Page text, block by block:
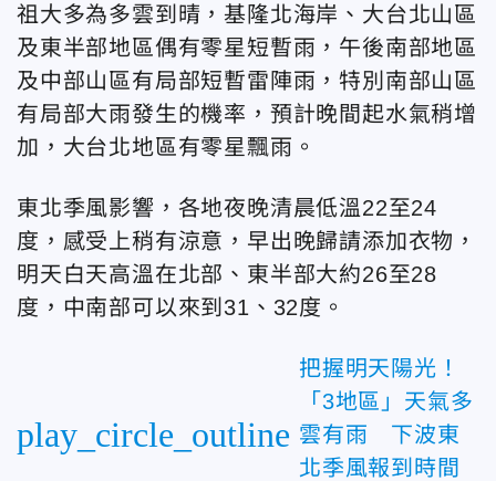
祖大多為多雲到晴，基隆北海岸、大台北山區
及東半部地區偶有零星短暫雨，午後南部地區
及中部山區有局部短暫雷陣雨，特別南部山區
有局部大雨發生的機率，預計晚間起水氣稍增
加，大台北地區有零星飄雨。
東北季風影響，各地夜晚清晨低溫22至24
度，感受上稍有涼意，早出晚歸請添加衣物，
明天白天高溫在北部、東半部大約26至28
度，中南部可以來到31、32度。
play_circle_outline
把握明天陽光！
「3地區」天氣多
雲有雨 下波東
北季風報到時間